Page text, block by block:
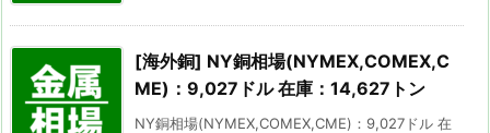
[海外銅] NY銅相場(NYMEX,COMEX,C
ME)：9,027ドル 在庫：14,627トン
NY銅相場(NYMEX,COMEX,CME)：9,027ドル 在